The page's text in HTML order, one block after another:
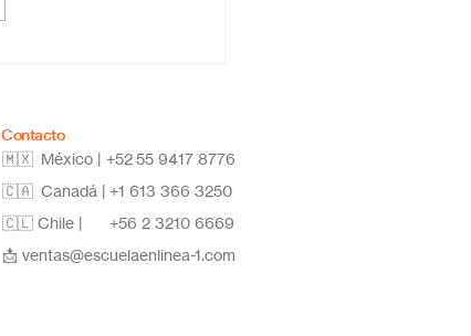
Contacto
🇲🇽 México | +5255 9417 8776
🇨🇦 Canadá | +1 613 366 3250
🇨🇱 Chile | +56 2 3210 6669
📩 ventas@escuelaenlinea-1.com